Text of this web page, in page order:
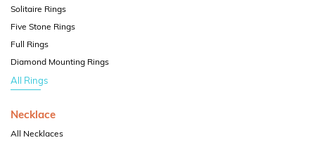
Solitaire Rings
Five Stone Rings
Full Rings
Diamond Mounting Rings
All Rings
Necklace
All Necklaces